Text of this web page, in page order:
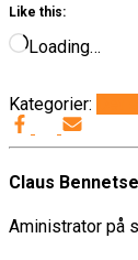
Like this:
Loading…
Kategorier:
Claus
Aministrator på